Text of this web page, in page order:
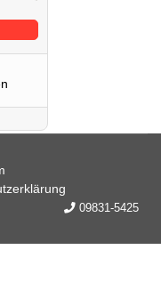
09831-5425